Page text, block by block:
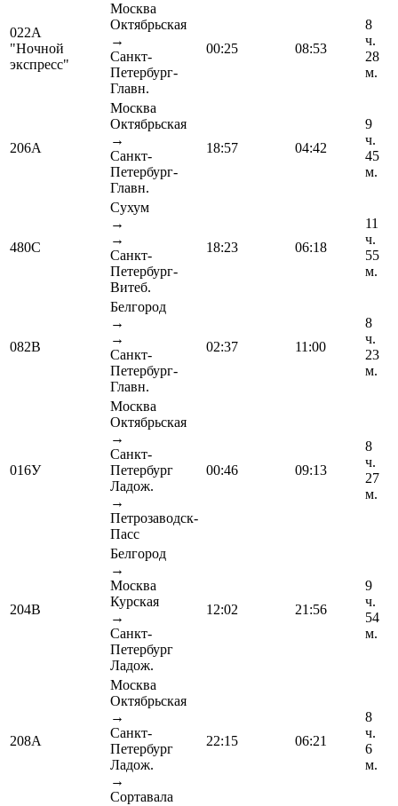
022А
"Ночной
экспресс"
Москва
Октябрьская
→
Санкт-
Петербург-
Главн.
00:25 08:53
8
ч.
28
м.
206А
Москва
Октябрьская
→
Санкт-
Петербург-
Главн.
18:57 04:42
9
ч.
45
м.
480С
Сухум
→
→
Санкт-
Петербург-
Витеб.
18:23 06:18
11
ч.
55
м.
082В
Белгород
→
→
Санкт-
Петербург-
Главн.
02:37 11:00
8
ч.
23
м.
016У
Москва
Октябрьская
→
Санкт-
Петербург
Ладож.
→
Петрозаводск-
Пасс
00:46 09:13
8
ч.
27
м.
204В
Белгород
→
Москва
Курская
→
Санкт-
Петербург
Ладож.
12:02 21:56
9
ч.
54
м.
208А
Москва
Октябрьская
→
Санкт-
Петербург
Ладож.
→
Сортавала
22:15 06:21
8
ч.
6
м.